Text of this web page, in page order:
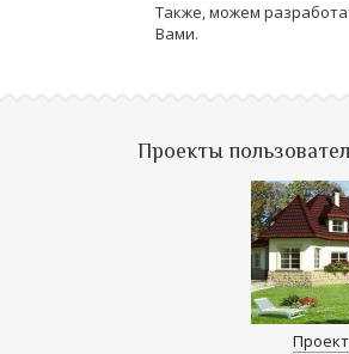
Также, можем
Вами.
Проекты